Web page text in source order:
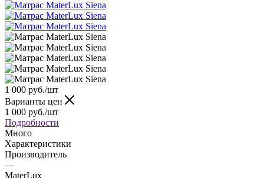
1 000 руб./шт
Варианты цен
1 000 руб./шт
Подробности
Много
Характеристики
Производитель
—
MaterLux